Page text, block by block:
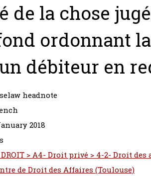
de la chose
ordonnant
débiteur en
headnote
2018
> A4- Droit privé > 4-2- Droit
de Droit des Affaires (Toulouse)